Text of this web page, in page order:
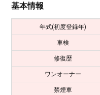
基本情報
年式(初度登録年)
車検
修復歴
ワンオーナー
禁煙車